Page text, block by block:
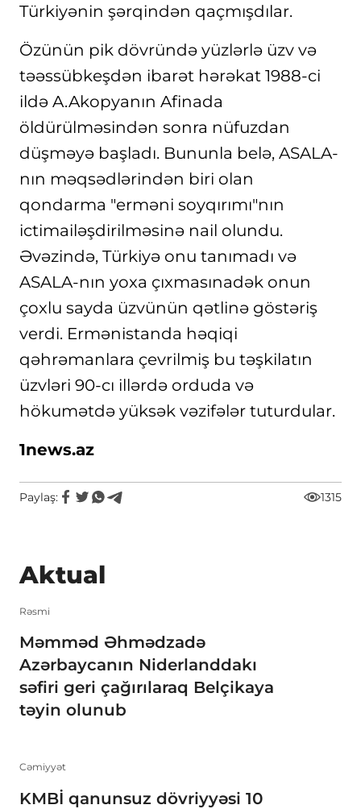
Türkiyənin şərqindən qaçmışdılar.
Özünün pik dövründə yüzlərlə üzv və
təəssübkeşdən ibarət hərəkat 1988-ci
ildə A.Akopyanın Afinada
öldürülməsindən sonra nüfuzdan
düşməyə başladı. Bununla belə, ASALA-
nın məqsədlərindən biri olan
qondarma "erməni soyqırımı"nın
ictimailəşdirilməsinə nail olundu.
Əvəzində, Türkiyə onu tanımadı və
ASALA-nın yoxa çıxmasınadək onun
çoxlu sayda üzvünün qətlinə göstəriş
verdi. Ermənistanda həqiqi
qəhrəmanlara çevrilmiş bu təşkilatın
üzvləri 90-cı illərdə orduda və
hökumətdə yüksək vəzifələr tuturdular.
1news.az
Paylaş: 1315
Aktual
Rəsmi
Məmməd Əhmədzadə
Azərbaycanın Niderlanddakı
səfiri geri çağırılaraq Belçikaya
təyin olunub
Cəmiyyət
KMBİ qanunsuz dövriyyəsi 10